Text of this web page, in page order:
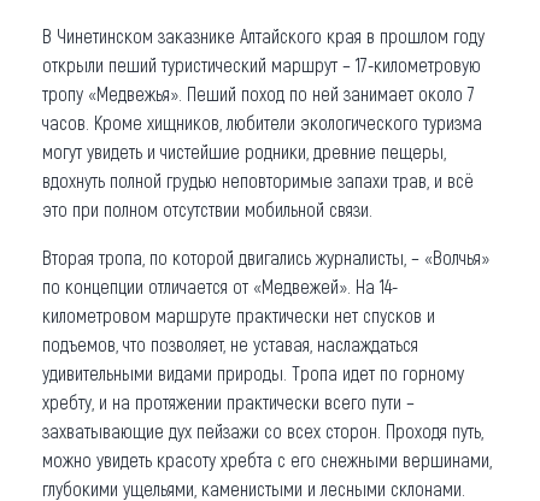
В Чинетинском заказнике Алтайского края в прошлом году
открыли пеший туристический маршрут – 17-километровую
тропу «Медвежья». Пеший поход по ней занимает около 7
часов. Кроме хищников, любители экологического туризма
могут увидеть и чистейшие родники, древние пещеры,
вдохнуть полной грудью неповторимые запахи трав, и всё
это при полном отсутствии мобильной связи.
Вторая тропа, по которой двигались журналисты, – «Волчья»
по концепции отличается от «Медвежей». На 14-
километровом маршруте практически нет спусков и
подъемов, что позволяет, не уставая, наслаждаться
удивительными видами природы. Тропа идет по горному
хребту, и на протяжении практически всего пути –
захватывающие дух пейзажи со всех сторон. Проходя путь,
можно увидеть красоту хребта с его снежными вершинами,
глубокими ущельями, каменистыми и лесными склонами.